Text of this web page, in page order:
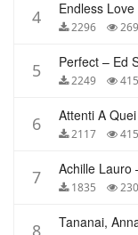
4 Endless Love
2296
5 Perfect – Ed
2249
6 Attenti A
2117
7 1835
8